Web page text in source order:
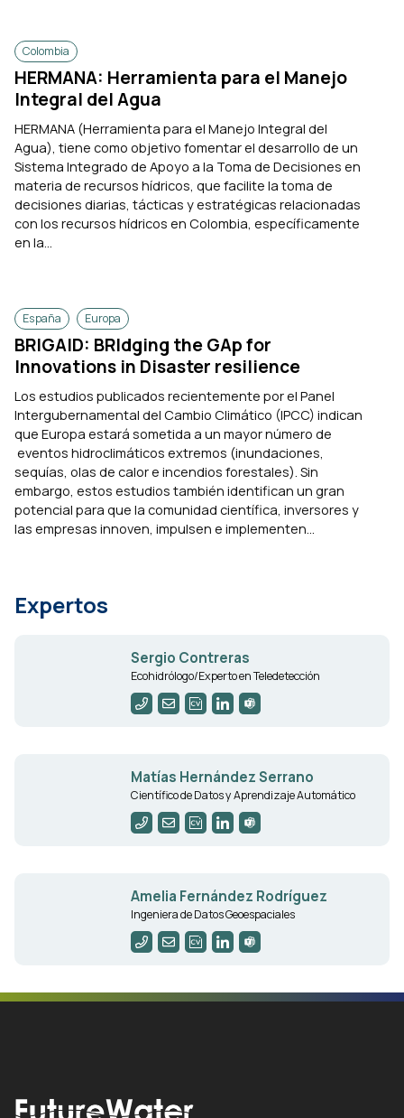
Colombia
HERMANA: Herramienta para el Manejo
Integral del Agua
HERMANA (Herramienta para el Manejo Integral del
Agua), tiene como objetivo fomentar el desarrollo de un
Sistema Integrado de Apoyo a la Toma de Decisiones en
materia de recursos hídricos, que facilite la toma de
decisiones diarias, tácticas y estratégicas relacionadas
con los recursos hídricos en Colombia, específicamente
en la...
España Europa
BRIGAID: BRIdging the GAp for
Innovations in Disaster resilience
Los estudios publicados recientemente por el Panel
Intergubernamental del Cambio Climático (IPCC) indican
que Europa estará sometida a un mayor número de
eventos hidroclimáticos extremos (inundaciones,
sequías, olas de calor e incendios forestales). Sin
embargo, estos estudios también identifican un gran
potencial para que la comunidad científica, inversores y
las empresas innoven, impulsen e implementen...
Expertos
Sergio Contreras
Ecohidrólogo/Experto en Teledetección
Matías Hernández Serrano
Científico de Datos y Aprendizaje Automático
Amelia Fernández Rodríguez
Ingeniera de Datos Geoespaciales